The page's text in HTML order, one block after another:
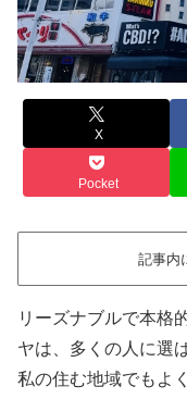
X
Pocket
記事内
リーズナブルで本格
ヤは、多くの人に選
私の住む地域でもよ